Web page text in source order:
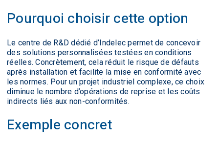
Pourquoi choisir cette option
Le centre de R&D dédié d’Indelec permet de concevoir
des solutions personnalisées testées en conditions
réelles. Concrètement, cela réduit le risque de défauts
après installation et facilite la mise en conformité avec
les normes. Pour un projet industriel complexe, ce choix
diminue le nombre d’opérations de reprise et les coûts
indirects liés aux non-conformités.
Exemple concret